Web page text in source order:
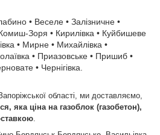
• Веселе • Залізничне •
Зоря • Кирилівка • Куйбишеве
• Мирне • Михайлівка •
• Приазовське • Пришиб •
• Чернігівка.
області, ми доставляємо,
яка ціна на газоблок (газобетон),
.